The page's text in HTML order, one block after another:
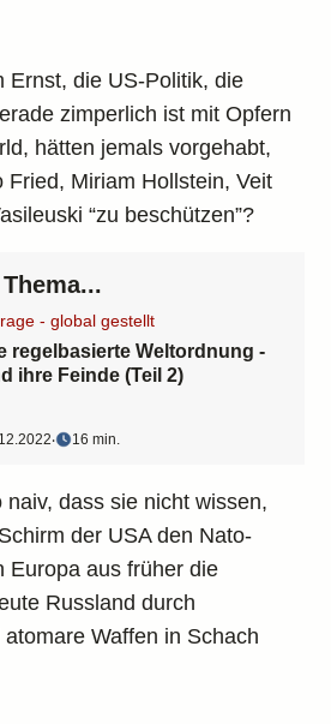
Ernst, die US-Politik, die
zimperlich ist mit Opfern
hätten jemals vorgehabt,
Fried, Miriam Hollstein, Veit
“zu beschützen”?
- global gestellt
regelbasierte Weltordnung -
ihre Feinde (Teil 2)
‧ 16 min.
dass sie nicht wissen,
der USA den Nato-
Europa aus früher die
Russland durch
Waffen in Schach